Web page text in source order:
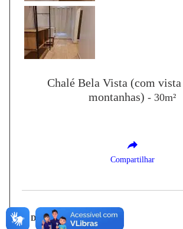
Chalé Bela Vista (com vista
montanhas) - 30m²
Compartilhar
Descrição: